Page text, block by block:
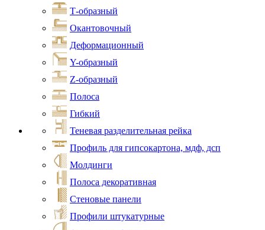
Т-образный
Окантовочный
Деформационный
Y-образный
Z-образный
Полоса
Гибкий
Теневая разделительная рейка
Профиль для гипсокартона, мдф, дсп
Молдинги
Полоса декоративная
Стеновые панели
Профили штукатурные